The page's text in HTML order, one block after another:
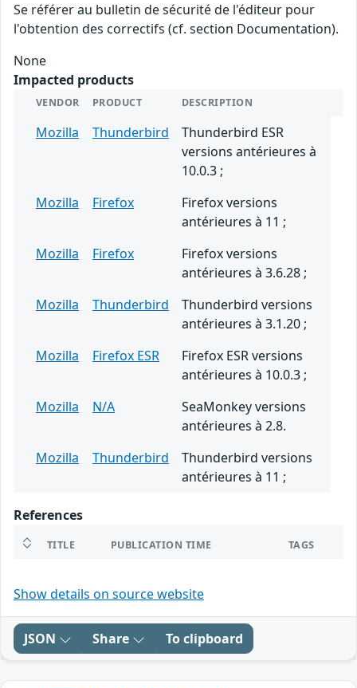
Se référer au bulletin de sécurité de l'éditeur pour
l'obtention des correctifs (cf. section Documentation).
None
Impacted products
VENDOR PRODUCT DESCRIPTION
Mozilla Thunderbird
Thunderbird ESR
versions antérieures à
10.0.3 ;
Mozilla
Firefox
Firefox versions
antérieures à 11 ;
Mozilla
Firefox
Firefox versions
antérieures à 3.6.28 ;
Mozilla
Thunderbird
Thunderbird versions
antérieures à 3.1.20 ;
Mozilla
Firefox ESR
Firefox ESR versions
antérieures à 10.0.3 ;
Mozilla
N/A
SeaMonkey versions
antérieures à 2.8.
Mozilla
Thunderbird
Thunderbird versions
antérieures à 11 ;
References
TITLE PUBLICATION TIME TAGS
Show details on source website
JSON Share To clipboard